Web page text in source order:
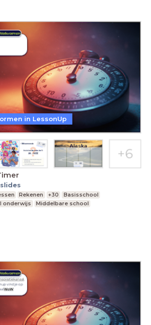
slides
Rekenen +30
Basisschool
onderwijs
Middelbare school
in LessonUp